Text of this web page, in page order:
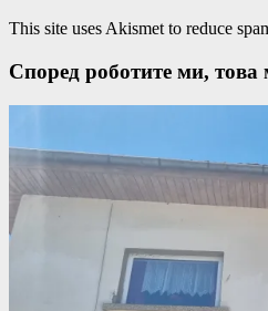
This site uses Akismet to reduce
Според роботите ми, това